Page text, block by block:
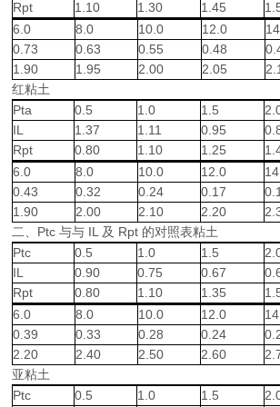
Rpt
1.10 1.30 1.45
6.0
8.0 10.0 12.0
0.73
0.63 0.55 0.48
1.90
1.95 2.00 2.05
红粘土
Pta
0.5 1.0 1.5
IL
1.37 1.11 0.95
Rpt
0.80 1.10 1.25
6.0
8.0 10.0 12.0
0.43
0.32 0.24 0.17
1.90
2.00 2.10 2.20
二、Ptc 与与 IL 及 Rpt 的对照表粘土
Ptc
0.5 1.0 1.5
IL
0.90 0.75 0.67
Rpt
0.80 1.10 1.35
6.0
8.0 10.0 12.0
0.39
0.33 0.28 0.24
2.20
2.40 2.50 2.60
亚粘土
Ptc
0.5 1.0 1.5